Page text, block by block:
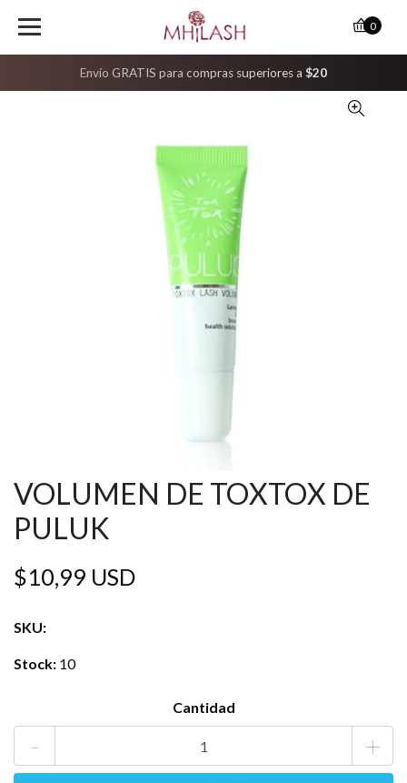
Envío GRATIS para compras superiores a $20
0
VOLUMEN DE TOXTOX DE
PULUK
$10,99 USD
SKU:
Stock: 10
Cantidad
- +